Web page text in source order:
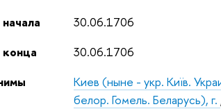
30.06.1706
30.06.1706
Киев (ныне - укр. Київ.
белор. Гомель. Беларусь), г.